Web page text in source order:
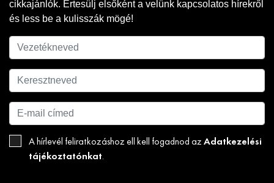
cikkajánlók. Értesülj elsőként a velünk kapcsolatos hírekről
és less be a kulisszák mögé!
A hírlevél feliratkozáshoz ell kell fogadnod az Adatkezelési
tájékoztatónkat.